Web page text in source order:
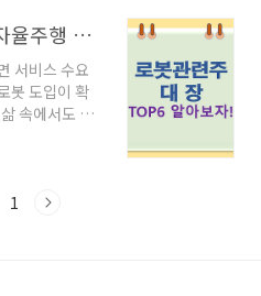
니다. 다양한
공 기술력과
이종산업으
리오를 다각
본격화 큐렉
부문 및 무역
적으로 2007
로봇관련주 TOP6 대장 자율주행 자동화시스템 인공지능
서비스 수요
봇 도입이 확
속에서도 로
데 이를 바
라고 할 수
준한 상승세
1